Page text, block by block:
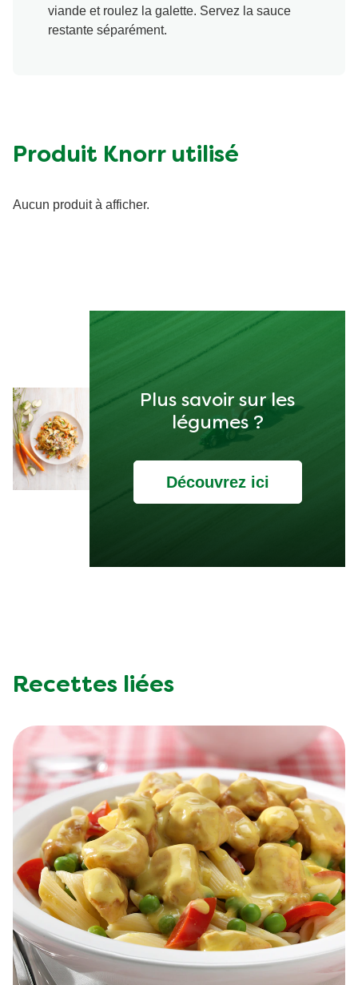
viande et roulez la galette. Servez la sauce
restante séparément.
Produit Knorr utilisé
Aucun produit à afficher.
Plus savoir sur les
légumes ?
Découvrez ici
Recettes liées